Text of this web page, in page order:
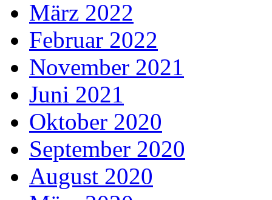
März 2022
Februar 2022
November 2021
Juni 2021
Oktober 2020
September 2020
August 2020